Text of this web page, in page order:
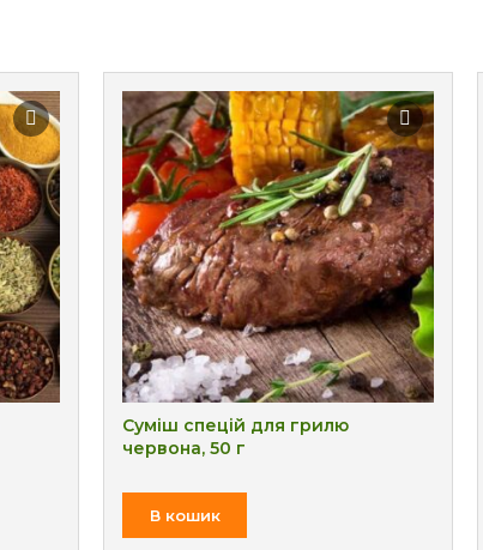
Суміш спецій для грилю
червона, 50 г
₴
В кошик